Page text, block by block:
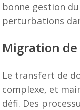
bonne gestion
perturbations
Migration
Le transfert de
complexe, et
défi. Des